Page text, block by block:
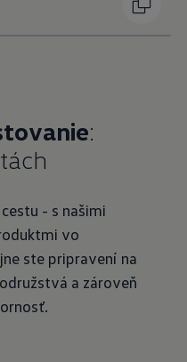
:
- s našimi
vo
ste pripravení na
a zároveň